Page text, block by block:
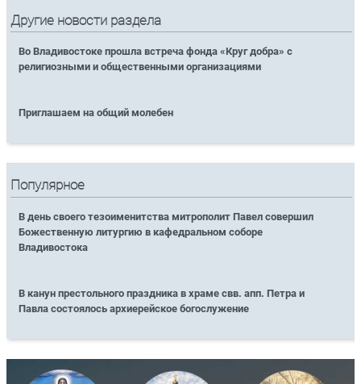
Другие новости раздела
Во Владивостоке прошла встреча фонда «Круг добра» с
религиозными и общественными организациями
Приглашаем на общий молебен
Популярное
В день своего тезоименитства митрополит Павел совершил
Божественную литургию в кафедральном соборе
Владивостока
В канун престольного праздника в храме свв. апп. Петра и
Павла состоялось архиерейское богослужение